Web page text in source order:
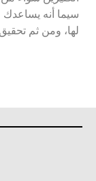
سيما أنه يساعدك
لها، ومن ثم